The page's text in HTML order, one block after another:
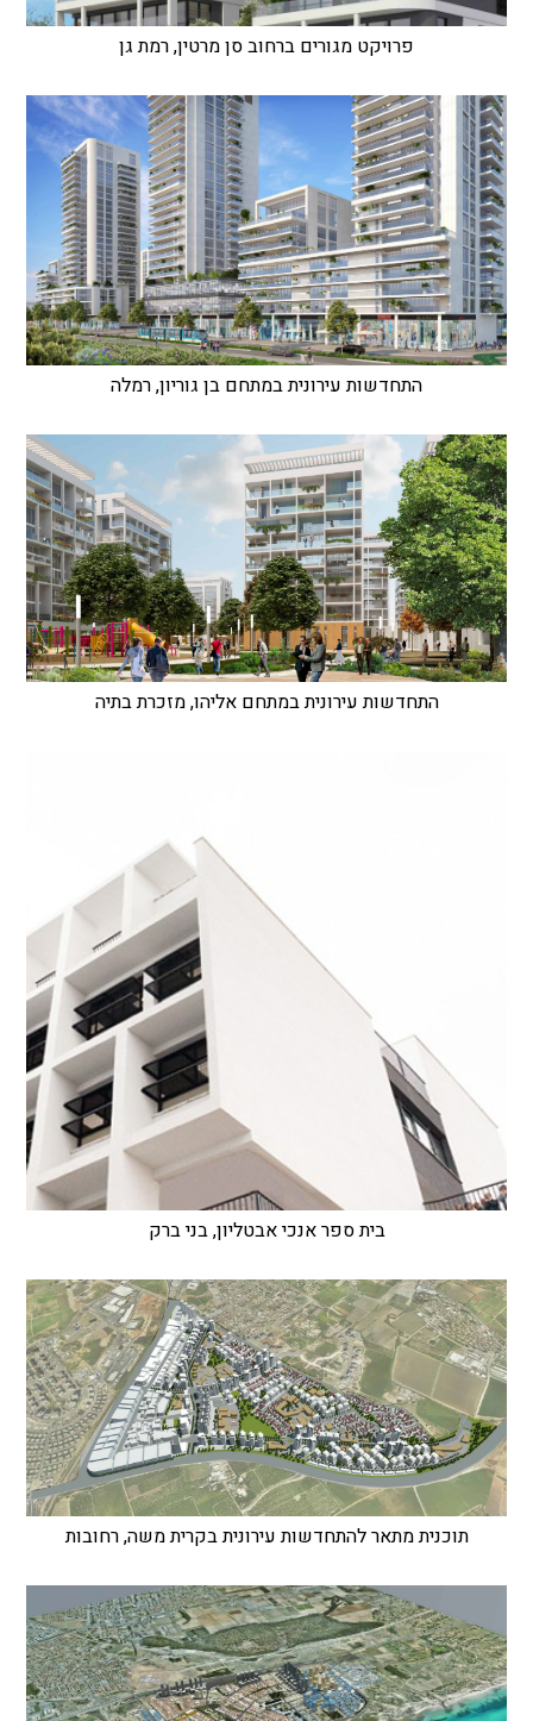
פרויקט מגורים ברחוב סן מרטין, רמת גן
התחדשות עירונית במתחם בן גוריון, רמלה
התחדשות עירונית במתחם אליהו, מזכרת בתיה
בית ספר אנכי אבטליון, בני ברק
תוכנית מתאר להתחדשות עירונית בקרית משה, רחובות